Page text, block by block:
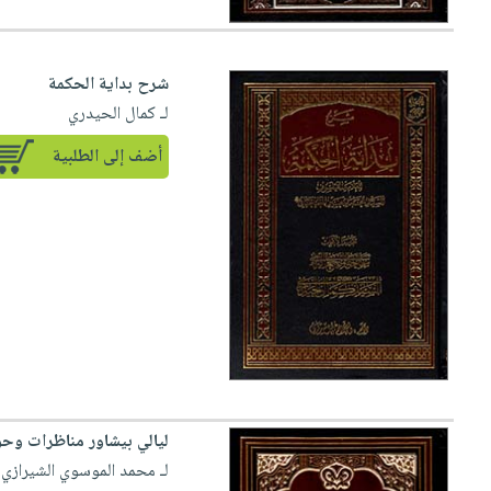
شرح بداية الحكمة
لـ كمال الحيدري
أضف إلى الطلبية
ليالي بيشاور مناظرات
لـ محمد الموسوي الشيرازي